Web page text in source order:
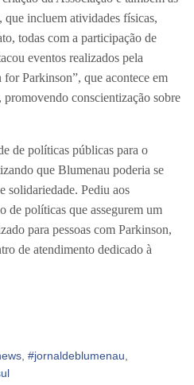
que incluem atividades físicas,
todas com a participação de
eventos realizados pela
Parkinson”, que acontece em
conscientização sobre
de políticas públicas para o
que Blumenau poderia se
solidariedade. Pediu aos
de políticas que assegurem um
para pessoas com Parkinson,
de atendimento dedicado à
, #jornaldeblumenau,